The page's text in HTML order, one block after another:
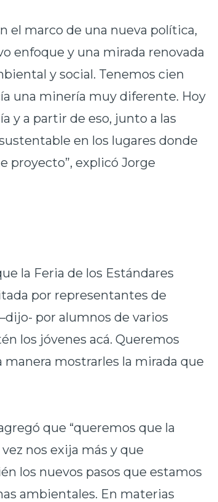
el marco de una nueva política,
enfoque y una mirada renovada
y social. Tenemos cien
una minería muy diferente. Hoy
y a partir de eso, junto a las
en los lugares donde
proyecto”, explicó Jorge
la Feria de los Estándares
por representantes de
por alumnos de varios
los jóvenes acá. Queremos
mostrarles la mirada que
que “queremos que la
nos exija más y que
los nuevos pasos que estamos
ambientales. En materias